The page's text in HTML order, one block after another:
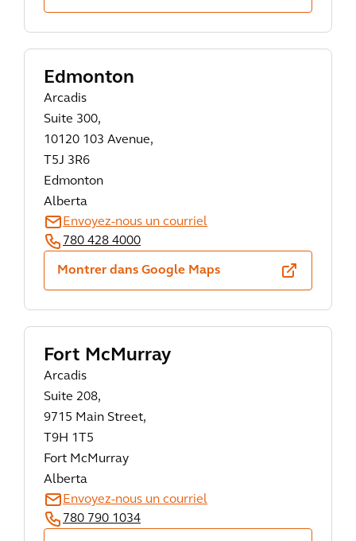
Edmonton
Arcadis
Suite 300,
10120 103 Avenue,
T5J 3R6
Edmonton
Alberta
Envoyez-nous un courriel
780 428 4000
Montrer dans Google Maps
Fort McMurray
Arcadis
Suite 208,
9715 Main Street,
T9H 1T5
Fort McMurray
Alberta
Envoyez-nous un courriel
780 790 1034